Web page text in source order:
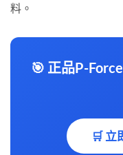
料。
🎯 正品P-
🛒 立